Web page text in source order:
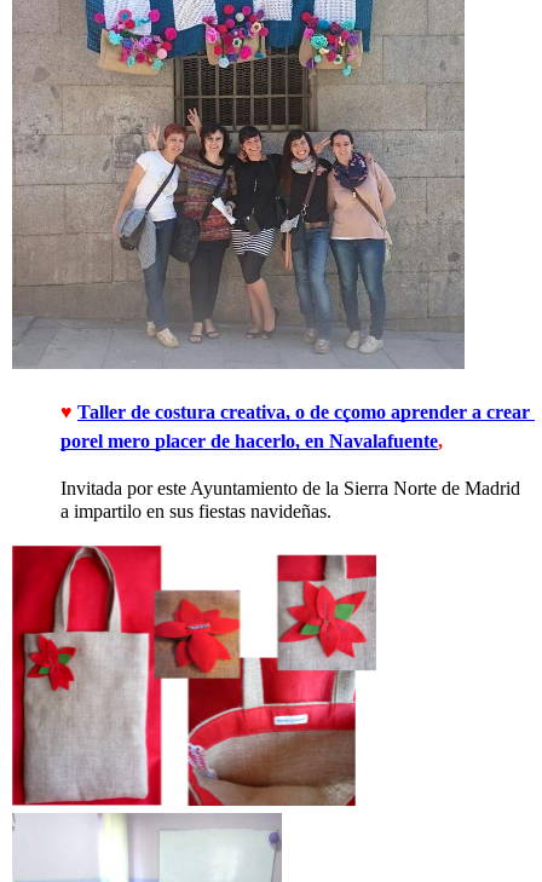
♥ Taller de costura creativa, o de cçomo aprender a crear
porel mero placer de hacerlo, en Navalafuente,
Invitada por este Ayuntamiento de la Sierra Norte de Madrid
a impartilo en sus fiestas navideñas.